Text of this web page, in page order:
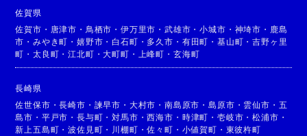
佐賀県
佐賀市 ・ 唐津市 ・ 鳥栖市 ・伊万里市 ・武雄市 ・小城市 ・ 神埼市 ・ 鹿島
市 ・みやき町 ・嬉野市 ・ 白石町 ・ 多久市 ・ 有田町 ・ 基山町 ・吉野ヶ里
町 ・太良町 ・江北町 ・大町町 ・ 上峰町 ・ 玄海町
長崎県
佐世保市 ・長崎市 ・ 諫早市 ・ 大村市 ・南島原市 ・島原市 ・ 雲仙市 ・ 五
島市 ・ 平戸市 ・長与町 ・対馬市 ・西海市 ・ 時津町 ・ 壱岐市 ・松浦市 ・
新上五島町 ・波佐見町 ・ 川棚町 ・佐々町 ・ 小値賀町 ・ 東彼杵町